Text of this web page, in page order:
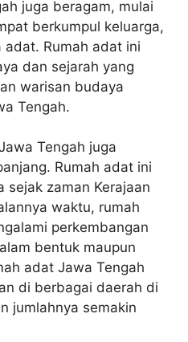
juga beragam, mulai
berkumpul keluarga,
Rumah adat ini
dan sejarah yang
warisan budaya
Tengah.
Tengah juga
Rumah adat ini
sejak zaman Kerajaan
waktu, rumah
perkembangan
bentuk maupun
adat Jawa Tengah
di berbagai daerah di
jumlahnya semakin